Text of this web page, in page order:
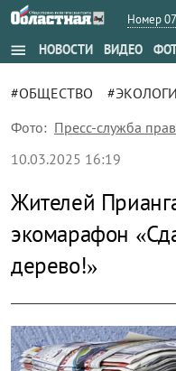
Номер
menu НОВОСТИ ВИДЕО
#ОБЩЕСТВО
Фото: Пресс-служба
10.03.2025 16:19
Жителей
экомарафон
дерево!»